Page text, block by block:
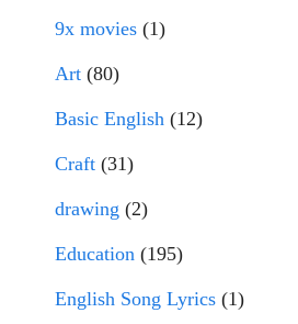
9x movies (1)
Art (80)
Basic English (12)
Craft (31)
drawing (2)
Education (195)
English Song Lyrics (1)